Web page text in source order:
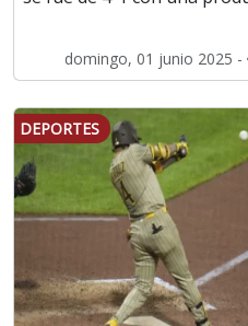
domingo, 01 junio 2025 -
DEPORTES